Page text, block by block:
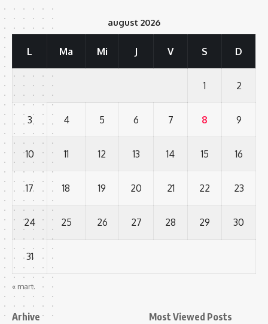
august 2026
L Ma Mi J V S D
1 2
3 4 5 6 7 8 9
10 11 12 13 14 15 16
17 18 19 20 21 22 23
24 25 26 27 28 29 30
31
« mart.
Arhive Most Viewed Posts